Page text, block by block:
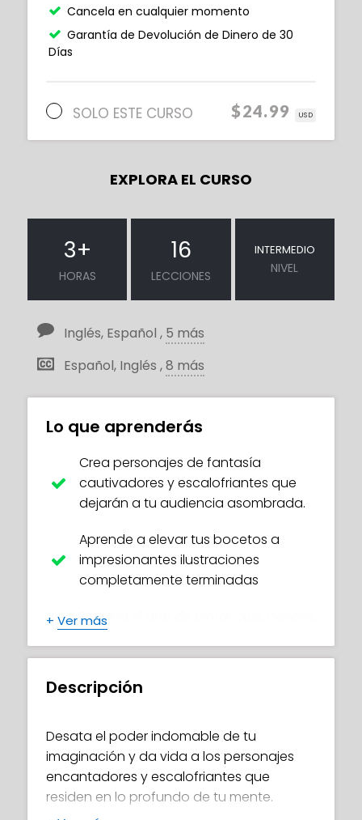
Cancela en cualquier momento
Garantía de Devolución de Dinero de 30
Días
SOLO ESTE CURSO $24.99 USD
EXPLORA EL CURSO
3+
HORAS
16
LECCIONES
INTERMEDIO
NIVEL
Inglés, Español , 5 más
Español, Inglés ,8 más
Lo que aprenderás
Crea personajes de fantasía
cautivadores y escalofriantes que
dejarán a tu audiencia asombrada.
Aprende a elevar tus bocetos a
impresionantes ilustraciones
completamente terminadas
Domina el arte de pintar ojos, narices,
profesional que hacen que las
metálicos brillen
Llena tu arte con efectos hermosos y
encantadores que añaden un toque
de magia
+ Ver más
Descripción
Desata el poder indomable de tu
imaginación y da vida a los personajes
encantadores y escalofriantes que
residen en lo profundo de tu mente.